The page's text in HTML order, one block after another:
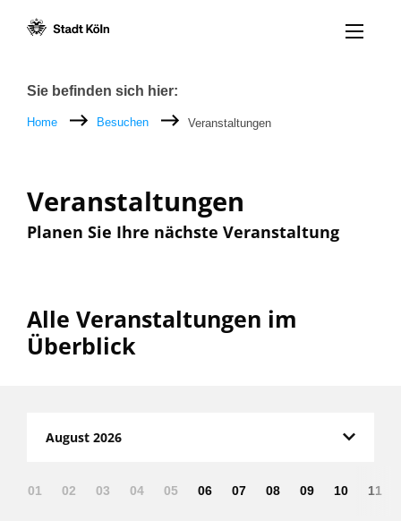
Menü
Breadcrumb
Sie befinden sich hier:
Home Besuchen Veranstaltungen
Veranstaltungen
Planen Sie Ihre nächste Veranstaltung
Alle Veranstaltungen im
Überblick
August 2026
01 02 03 04 05 06 07 08 09 10 11